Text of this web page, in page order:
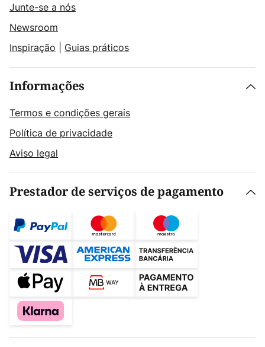
Junte-se a nós
Newsroom
Inspiração
Guias práticos
Informações
Termos e condições gerais
Política de privacidade
Aviso legal
Prestador de serviços de pagamento